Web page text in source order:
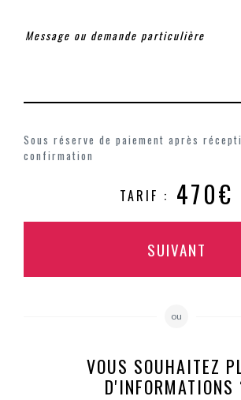
Sous réserve de paiement après
confirmation
TARIF : 470€
SUIVANT
ou
VOUS SOUHAITEZ
D'INFORMATIONS